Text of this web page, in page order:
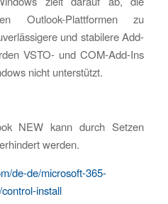
Outlook-Plattformen zu
und stabilere Add-
VSTO- und COM-Add-Ins
nicht unterstützt.
NEW kann durch Setzen
werden.
de-de/microsoft-365-
install